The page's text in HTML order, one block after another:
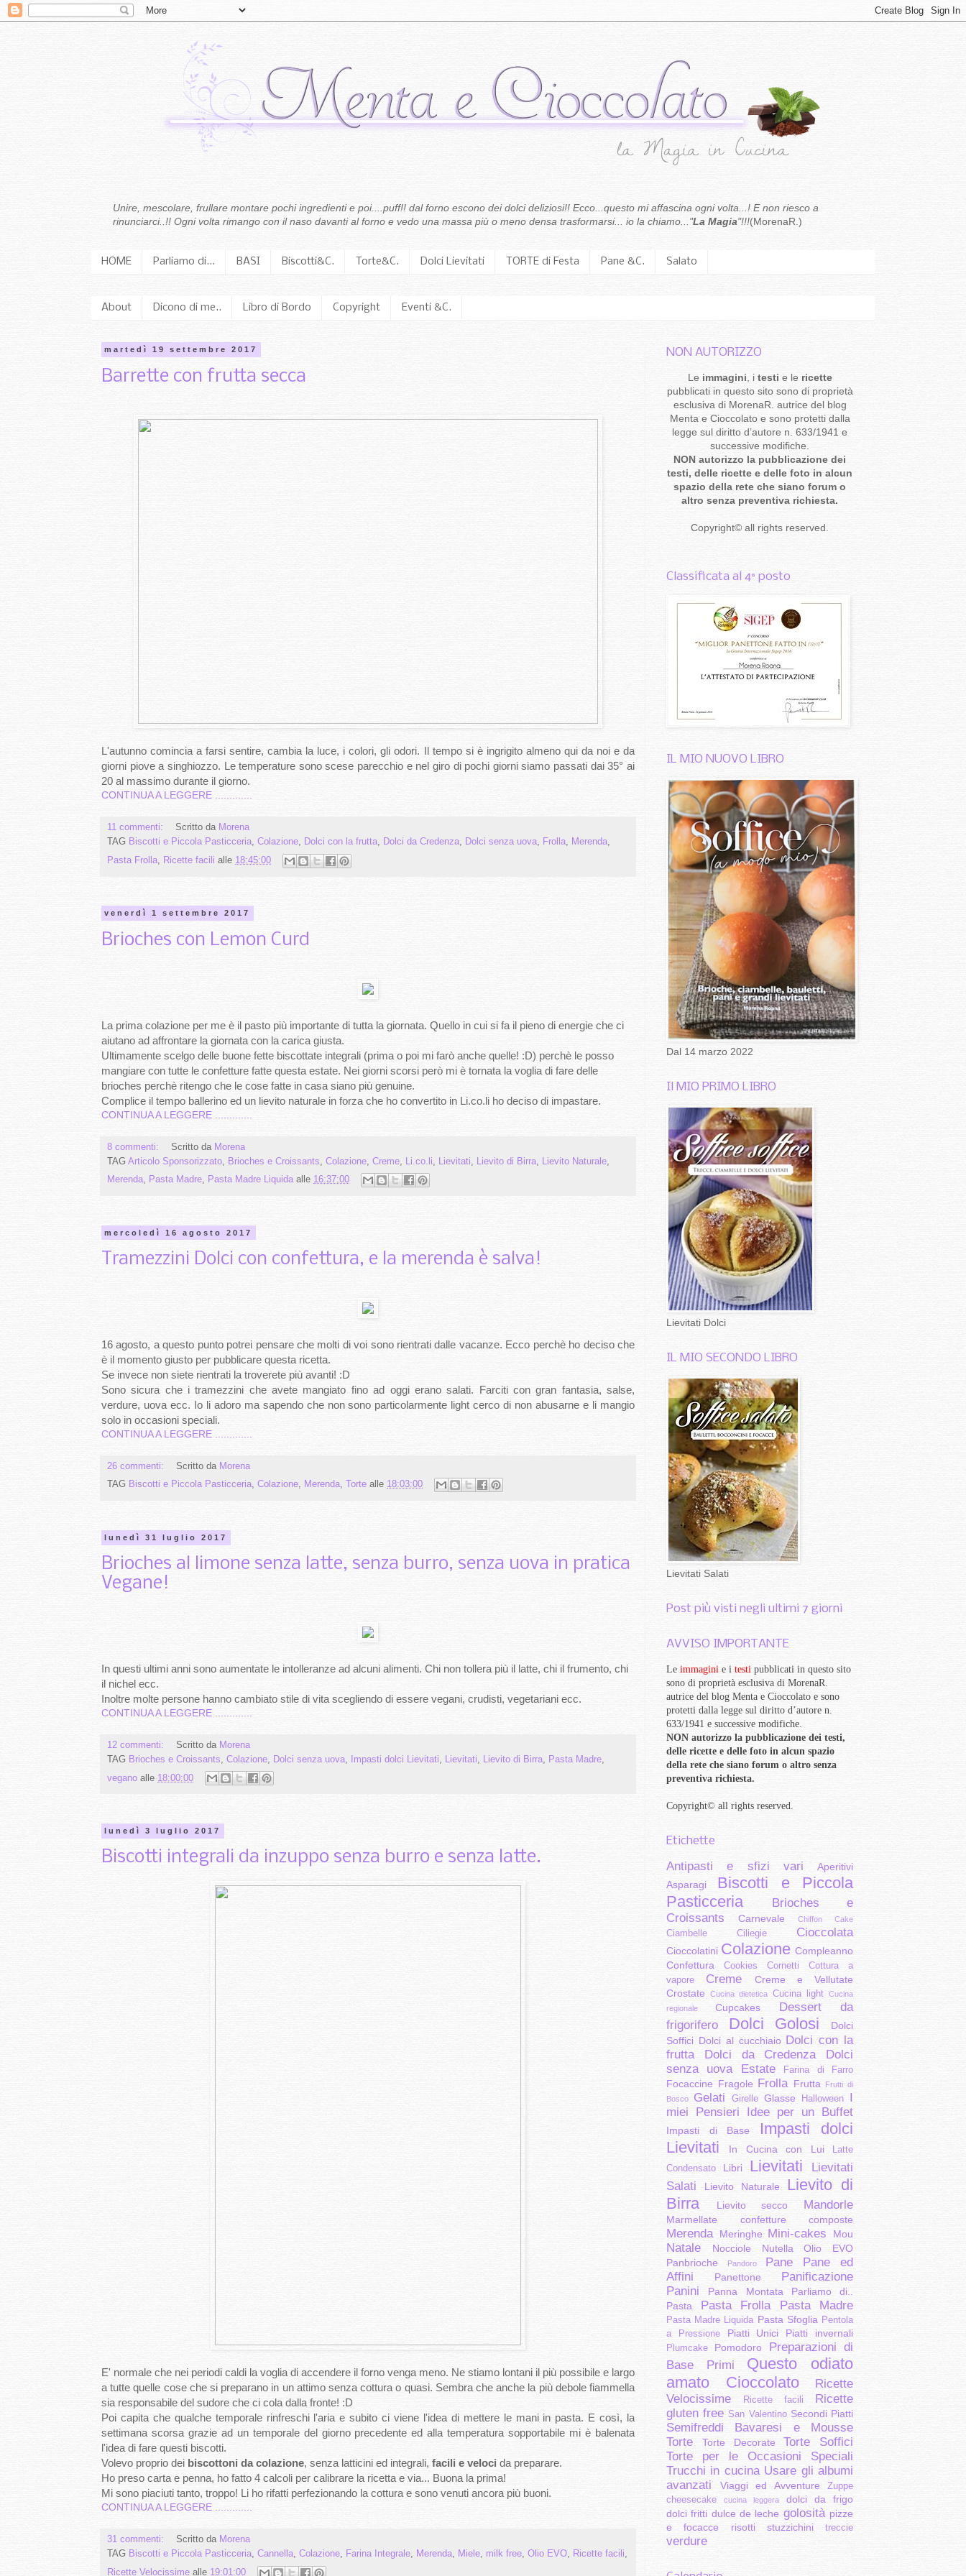
Unire, mescolare, frullare montare pochi ingredienti e poi....puff!! dal forno escono dei dolci deliziosi!! Ecco...questo mi affascina ogni volta...! E non riesco a
rinunciarci..!! Ogni volta rimango con il naso davanti al forno e vedo una massa più o meno densa trasformarsi... io la chiamo..."La Magia"!!!(MorenaR.)
HOME Parliamo di... BASI Biscotti&C. Torte&C. Dolci Lievitati TORTE di Festa Pane &C. Salato
About Dicono di me.. Libro di Bordo Copyright Eventi &C.
martedì 19 settembre 2017
Barrette con frutta secca
L'autunno comincia a farsi sentire, cambia la luce, i colori, gli odori. Il tempo si è ingrigito almeno qui da noi e da
giorni piove a singhiozzo. Le temperature sono scese parecchio e nel giro di pochi giorni siamo passati dai 35° ai
20 al massimo durante il giorno.
CONTINUA A LEGGERE .............
11 commenti: Scritto da Morena
TAG Biscotti e Piccola Pasticceria, Colazione, Dolci con la frutta, Dolci da Credenza, Dolci senza uova, Frolla, Merenda,
Pasta Frolla, Ricette facili alle 18:45:00
venerdì 1 settembre 2017
Brioches con Lemon Curd
La prima colazione per me è il pasto più importante di tutta la giornata. Quello in cui si fa il pieno di energie che ci
aiutano ad affrontare la giornata con la carica giusta.
Ultimamente scelgo delle buone fette biscottate integrali (prima o poi mi farò anche quelle! :D) perchè le posso
mangiare con tutte le confetture fatte questa estate. Nei giorni scorsi però mi è tornata la voglia di fare delle
brioches perchè ritengo che le cose fatte in casa siano più genuine.
Complice il tempo ballerino ed un lievito naturale in forza che ho convertito in Li.co.li ho deciso di impastare.
CONTINUA A LEGGERE .............
8 commenti: Scritto da Morena
TAG Articolo Sponsorizzato Brioches e Croissants Colazione Creme Li.co.li Lievitati Lievito di Birra Lievito Naturale
Merenda, Pasta Madre, Pasta Madre Liquida alle 16:37:00
mercoledì 16 agosto 2017
Tramezzini Dolci con confettura, e la merenda è salva!
16 agosto, a questo punto potrei pensare che molti di voi sono rientrati dalle vacanze. Ecco perchè ho deciso che
è il momento giusto per pubblicare questa ricetta.
Se invece non siete rientrati la troverete più avanti! :D
Sono sicura che i tramezzini che avete mangiato fino ad oggi erano salati. Farciti con gran fantasia, salse,
verdure, uova ecc. Io li adoro ma sapendo che non sono particolarmente light cerco di non abusarne e li mangio
solo in occasioni speciali.
CONTINUA A LEGGERE .............
26 commenti: Scritto da Morena
TAG Biscotti e Piccola Pasticceria, Colazione, Merenda, Torte alle 18:03:00
lunedì 31 luglio 2017
Brioches al limone senza latte, senza burro, senza uova in pratica
Vegane!
In questi ultimi anni sono aumentate le intolleranze ad alcuni alimenti. Chi non tollera più il latte, chi il frumento, chi
il nichel ecc.
Inoltre molte persone hanno cambiato stile di vita scegliendo di essere vegani, crudisti, vegetariani ecc.
CONTINUA A LEGGERE .............
12 commenti: Scritto da Morena
TAG Brioches e Croissants, Colazione, Dolci senza uova, Impasti dolci Lievitati, Lievitati, Lievito di Birra, Pasta Madre,
vegano alle 18:00:00
lunedì 3 luglio 2017
Biscotti integrali da inzuppo senza burro e senza latte.
E' normale che nei periodi caldi la voglia di accendere il forno venga meno. Ne stiamo lontani il più possibile e largo
a tutte quelle cose che si preparano in un attimo senza cottura o quasi. Sembra che anche la più debole fiammella
sia responsabile del sudore che ci cola dalla fronte! :D
Poi capita che qualche temporale rinfreschi l'aria e subito ci viene l'idea di mettere le mani in pasta. E così, la
settimana scorsa grazie ad un temporale del giorno precedente ed alla temperatura sopportabile mi è balenata
l'idea di fare questi biscotti.
Volevo proprio dei biscottoni da colazione, senza latticini ed integrali, facili e veloci da preparare.
Ho preso carta e penna, ho fatto 4 calcoli per calibrare la ricetta e via... Buona la prima!
Mi sono piaciuti tanto, troppo! Li ho rifatti perfezionando la cottura e sono venuti ancora più buoni.
CONTINUA A LEGGERE .............
31 commenti: Scritto da Morena
TAG Biscotti e Piccola Pasticceria, Cannella, Colazione, Farina Integrale, Merenda, Miele, milk free, Olio EVO, Ricette facili,
Ricette Velocissime alle 19:01:00
NON AUTORIZZO
Le immagini , i testi e le ricette
pubblicati in questo sito sono di proprietà
esclusiva di MorenaR. autrice del blog
Menta e Cioccolato e sono protetti dalla
legge sul diritto d’autore n. 633/1941 e
successive modifiche.
NON autorizzo la pubblicazione dei
testi, delle ricette e delle foto in alcun
spazio della rete che siano forum o
altro senza preventiva richiesta.
Copyright© all rights reserved
Classificata al 4° posto
IL MIO NUOVO LIBRO
Dal 14 marzo 2022
Il MIO PRIMO LIBRO
Lievitati Dolci
IL MIO SECONDO LIBRO
Lievitati Salati
Post più visti negli ultimi 7 giorni
AVVISO IMPORTANTE
Le immagini e i testi pubblicati in questo sito
sono di proprietà esclusiva di MorenaR.
autrice del blog Menta e Cioccolato e sono
protetti dalla legge sul diritto d’autore n.
633/1941 e successive modifiche.
NON autorizzo la pubblicazione dei testi,
delle ricette e delle foto in alcun spazio
della rete che siano forum o altro senza
preventiva richiesta.
Copyright© all rights reserved
Etichette
Antipasti e sfizi vari
Aperitivi
Asparagi
Biscotti e Piccola
Pasticceria
Brioches e
Croissants
Carnevale Chiffon Cake
Ciambelle Ciliegie Cioccolata
Cioccolatini Colazione Compleanno
Confettura
Cookies Cornetti
Cottura a
vapore
Creme
Creme e Vellutate
Crostate
Cucina dietetica Cucina light
Cucina
regionale
Cupcakes
Dessert da
frigorifero
Dolci Golosi
Dolci
Soffici Dolci al cucchiaio Dolci con la
frutta
Dolci da Credenza
Dolci
senza uova
Estate Farina di Farro
Focaccine Fragole Frolla Frutta
Frutti di
Bosco
Gelati Girelle Glasse Halloween
I
miei Pensieri
Idee per un Buffet
Impasti di Base
Impasti dolci
Lievitati
In Cucina con Lui
Latte
Condensato
Libri Lievitati
Lievitati
Salati
Lievito Naturale
Lievito di
Birra
Lievito secco Mandorle
Marmellate confetture composte
Merenda Meringhe Mini-cakes Mou
Natale Nocciole Nutella
Olio EVO
Panbrioche
Pandoro Pane
Pane ed
Affini
Panettone
Panificazione
Panini
Panna Montata
Parliamo di..
Pasta
Pasta Frolla Pasta Madre
Pasta Madre Liquida Pasta Sfoglia Pentola
a Pressione
Piatti Unici Piatti invernali
Plumcake Pomodoro
Preparazioni di
Base
Primi
Questo odiato
amato Cioccolato
Ricette
Velocissime
Ricette facili
Ricette
gluten free San Valentino Secondi Piatti
Semifreddi Bavaresi e Mousse
Torte
Torte Decorate
Torte Soffici
Torte per le Occasioni Speciali
Trucchi in cucina Usare gli albumi
avanzati
Viaggi ed Avventure
Zuppe
cheesecake
cucina leggera
dolci da frigo
dolci fritti dulce de leche golosità pizze
e focacce
risotti stuzzichini treccie
verdure